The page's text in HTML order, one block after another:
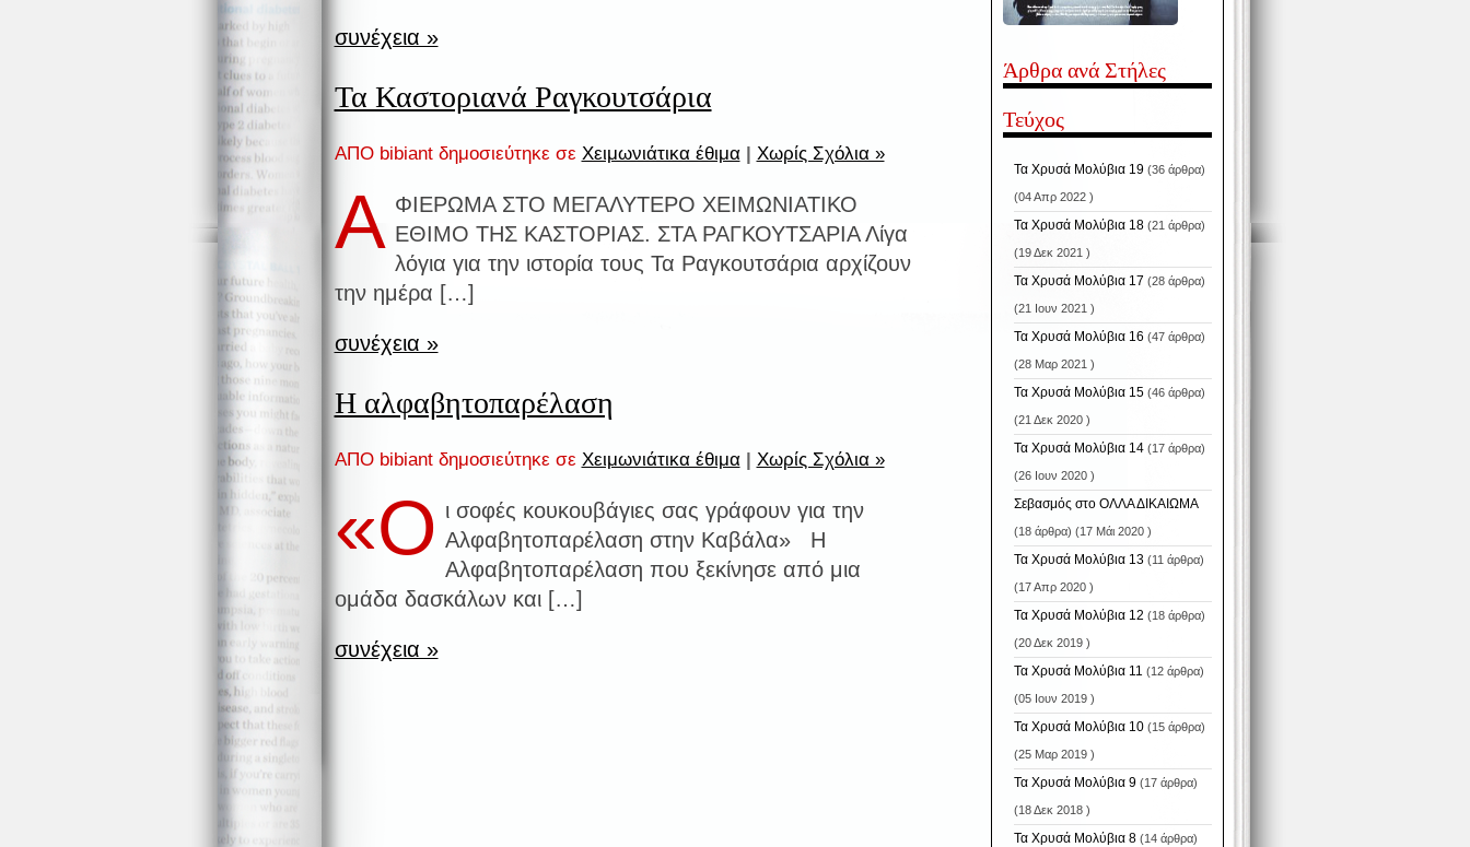
συνέχεια »
Τα Καστοριανά Ραγκουτσάρια
ΑΠΟ bibiant δημοσιεύτηκε σε Χειμωνιάτικα έθιμα | Χωρίς Σχόλια »
Α ΦΙΕΡΩΜΑ ΣΤΟ ΜΕΓΑΛΥΤΕΡΟ ΧΕΙΜΩΝΙΑΤΙΚΟ
ΕΘΙΜΟ ΤΗΣ ΚΑΣΤΟΡΙΑΣ. ΣΤΑ ΡΑΓΚΟΥΤΣΑΡΙΑ Λίγα
λόγια για την ιστορία τους Τα Ραγκουτσάρια αρχίζουν
την ημέρα […]
συνέχεια »
Η αλφαβητοπαρέλαση
ΑΠΟ bibiant δημοσιεύτηκε σε Χειμωνιάτικα έθιμα | Χωρίς Σχόλια »
«Ο ι σοφές κουκουβάγιες σας γράφουν για την
Αλφαβητοπαρέλαση στην Καβάλα» Η
Αλφαβητοπαρέλαση που ξεκίνησε από μια
ομάδα δασκάλων και […]
συνέχεια »
Άρθρα ανά Στήλες
Τεύχος
Τα Χρυσά Μολύβια 19(36 άρθρα)
(04 Απρ 2022 )
Τα Χρυσά Μολύβια 18(21 άρθρα)
(19 Δεκ 2021 )
Τα Χρυσά Μολύβια 17 (28 άρθρα)
(21 Ιουν 2021 )
Τα Χρυσά Μολύβια 16 (47 άρθρα)
(28 Μαρ 2021 )
Τα Χρυσά Μολύβια 15(46 άρθρα)
(21 Δεκ 2020 )
Τα Χρυσά Μολύβια 14(17 άρθρα)
(26 Ιουν 2020 )
Σεβασμός στο ΟΛΛΑ ΔΙΚΑΙΩΜΑ
(18 άρθρα) (17 Μάι 2020 )
Τα Χρυσά Μολύβια 13(11 άρθρα)
(17 Απρ 2020 )
Τα Χρυσά Μολύβια 12 (18 άρθρα)
(20 Δεκ 2019 )
Τα Χρυσά Μολύβια 11 (12 άρθρα)
(05 Ιουν 2019 )
Τα Χρυσά Μολύβια 10(15 άρθρα)
(25 Μαρ 2019 )
Τα Χρυσά Μολύβια 9(17 άρθρα)
(18 Δεκ 2018 )
Τα Χρυσά Μολύβια 8(14 άρθρα)